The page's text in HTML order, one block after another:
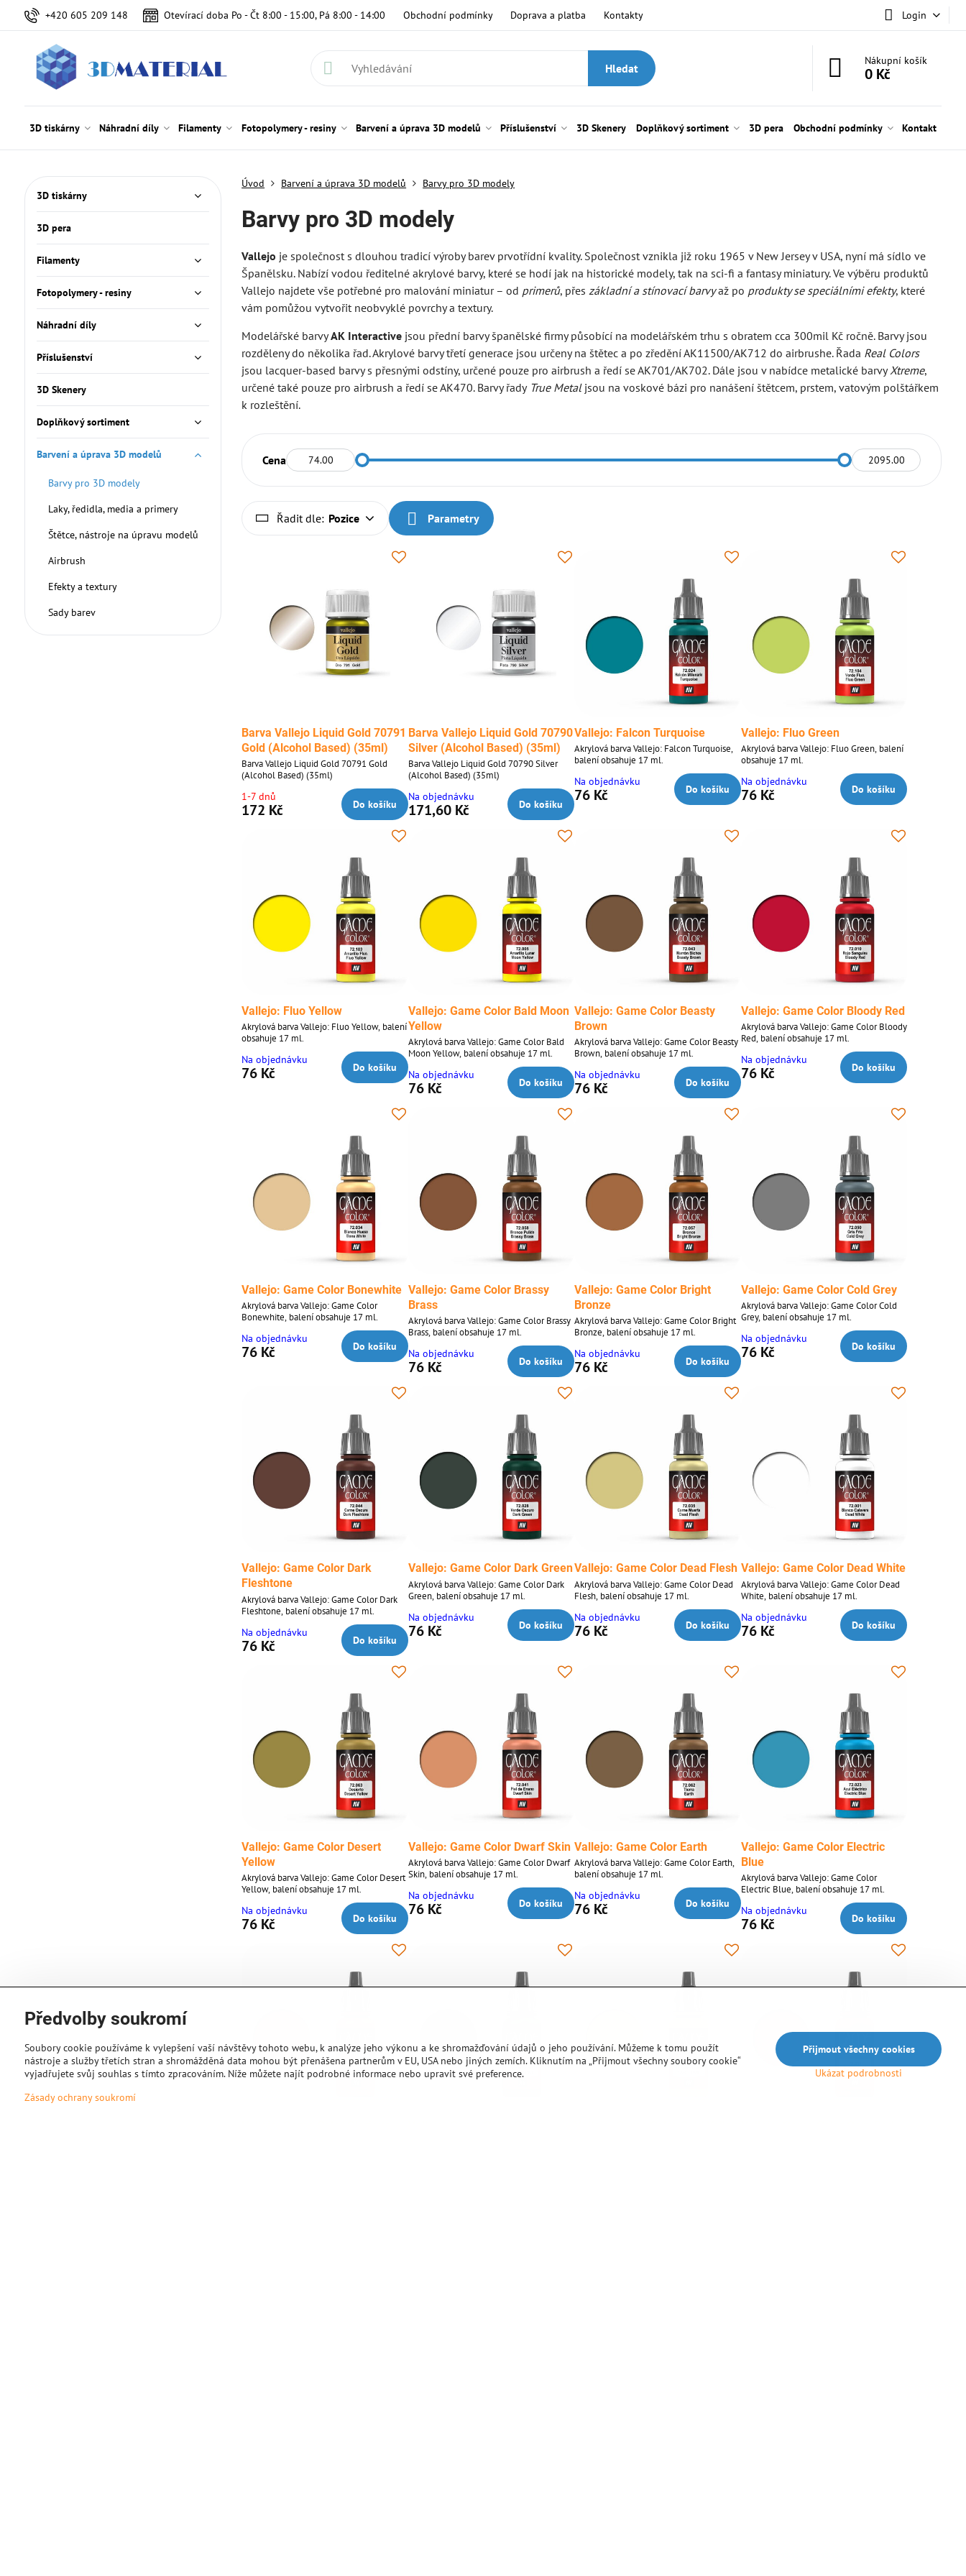
+420 605 209 148 Otevírací doba Po - Čt 8:00 - 15:00, Pá 8:00 - 14:00 Obchodní podmínky Doprava a platba Kontakty Login
Hledat
Nákupní košík
0 Kč
3D tiskárny Náhradní díly Filamenty Fotopolymery - resiny Barvení a úprava 3D modelů Příslušenství 3D Skenery Doplňkový sortiment 3D pera Obchodní podmínky Kontakt
Úvod Barvení a úprava 3D modelů Barvy pro 3D modely
Barvy pro 3D modely
Vallejo je společnost s dlouhou tradicí výroby barev prvotřídní kvality. Společnost vznikla již roku 1965 v New Jersey v USA, nyní má sídlo ve
Španělsku. Nabízí vodou ředitelné akrylové barvy, které se hodí jak na historické modely, tak na sci-fi a fantasy miniatury. Ve výběru produktů
Vallejo najdete vše potřebné pro malování miniatur – od primerů, přeszákladní a stínovací barvyaž po produkty se speciálními efekty, které
vám pomůžou vytvořit neobvyklé povrchy a textury.
Modelářské barvyAK Interactive jsou přední barvy španělské firmy působící na modelářském trhu s obratem cca 300mil Kč ročně. Barvy jsou
rozděleny do několika řad. Akrylové barvy třetí generace jsou určeny na štětec a po zředění AK11500/AK712 do airbrushe. Řada Real Colors
jsou lacquer-based barvy s přesnými odstíny, určené pouze pro airbrush a ředí se AK701/AK702. Dále jsou v nabídce metalické barvyXtreme,
určené také pouze pro airbrush a ředí se AK470. Barvy řadyTrue Metaljsou na voskové bázi pro nanášení štětcem, prstem, vatovým polštářkem
k rozleštění.
Řadit dle: Pozice Parametry
Barva Vallejo Liquid Gold 70791
Gold (Alcohol Based) (35ml)
Barva Vallejo Liquid Gold 70791 Gold
(Alcohol Based) (35ml)
1-7 dnů
172 Kč Do košíku
Barva Vallejo Liquid Gold 70790
Silver (Alcohol Based) (35ml)
Barva Vallejo Liquid Gold 70790 Silver
(Alcohol Based) (35ml)
Na objednávku
171,60 Kč Do košíku
Vallejo: Falcon Turquoise
Akrylová barva Vallejo: Falcon Turquoise,
balení obsahuje 17 ml.
Na objednávku
76 Kč Do košíku
Vallejo: Fluo Green
Akrylová barva Vallejo: Fluo Green, balení
obsahuje 17 ml.
Na objednávku
76 Kč Do košíku
Vallejo: Fluo Yellow
Akrylová barva Vallejo: Fluo Yellow, balení
obsahuje 17 ml.
Na objednávku
76 Kč Do košíku
Vallejo: Game Color Bald Moon
Yellow
Akrylová barva Vallejo: Game Color Bald
Moon Yellow, balení obsahuje 17 ml.
Na objednávku
76 Kč Do košíku
Vallejo: Game Color Beasty
Brown
Akrylová barva Vallejo: Game Color Beasty
Brown, balení obsahuje 17 ml.
Na objednávku
76 Kč Do košíku
Vallejo: Game Color Bloody Red
Akrylová barva Vallejo: Game Color Bloody
Red, balení obsahuje 17 ml.
Na objednávku
76 Kč Do košíku
Vallejo: Game Color Bonewhite
Akrylová barva Vallejo: Game Color
Bonewhite, balení obsahuje 17 ml.
Na objednávku
76 Kč Do košíku
Vallejo: Game Color Brassy
Brass
Akrylová barva Vallejo: Game Color Brassy
Brass, balení obsahuje 17 ml.
Na objednávku
76 Kč Do košíku
Vallejo: Game Color Bright
Bronze
Akrylová barva Vallejo: Game Color Bright
Bronze, balení obsahuje 17 ml.
Na objednávku
76 Kč Do košíku
Vallejo: Game Color Cold Grey
Akrylová barva Vallejo: Game Color Cold
Grey, balení obsahuje 17 ml.
Na objednávku
76 Kč Do košíku
Vallejo: Game Color Dark
Fleshtone
Akrylová barva Vallejo: Game Color Dark
Fleshtone, balení obsahuje 17 ml.
Na objednávku
76 Kč Do košíku
Vallejo: Game Color Dark Green
Akrylová barva Vallejo: Game Color Dark
Green, balení obsahuje 17 ml.
Na objednávku
76 Kč Do košíku
Vallejo: Game Color Dead Flesh
Akrylová barva Vallejo: Game Color Dead
Flesh, balení obsahuje 17 ml.
Na objednávku
76 Kč Do košíku
Vallejo: Game Color Dead White
Akrylová barva Vallejo: Game Color Dead
White, balení obsahuje 17 ml.
Na objednávku
76 Kč Do košíku
Vallejo: Game Color Desert
Yellow
Akrylová barva Vallejo: Game Color Desert
Yellow, balení obsahuje 17 ml.
Na objednávku
76 Kč Do košíku
Vallejo: Game Color Dwarf Skin
Akrylová barva Vallejo: Game Color Dwarf
Skin, balení obsahuje 17 ml.
Na objednávku
76 Kč Do košíku
Vallejo: Game Color Earth
Akrylová barva Vallejo: Game Color Earth,
balení obsahuje 17 ml.
Na objednávku
76 Kč Do košíku
Vallejo: Game Color Electric
Blue
Akrylová barva Vallejo: Game Color
Electric Blue, balení obsahuje 17 ml.
Na objednávku
76 Kč Do košíku
CenaOd: Do:
3D tiskárny
3D pera
Filamenty
Fotopolymery - resiny
Náhradní díly
Příslušenství
3D Skenery
Doplňkový sortiment
Barvení a úprava 3D modelů
Barvy pro 3D modely
Laky, ředidla, media a primery
Štětce, nástroje na úpravu modelů
Airbrush
Efekty a textury
Sady barev
Předvolby soukromí
Soubory cookie používáme k vylepšení vaší návštěvy tohoto webu, k analýze jeho výkonu a ke shromažďování údajů o jeho používání. Můžeme k tomu použít
nástroje a služby třetích stran a shromážděná data mohou být přenášena partnerům v EU, USA nebo jiných zemích. Kliknutím na „Přijmout všechny soubory cookie“
vyjadřujete svůj souhlas s tímto zpracováním. Níže můžete najít podrobné informace nebo upravit své preference.
Zásady ochrany soukromí
Ukázat podrobnosti
Přijmout všechny cookies